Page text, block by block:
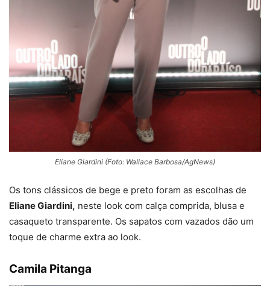
Eliane Giardini (Foto: Wallace Barbosa/AgNews)
Os tons clássicos de bege e preto foram as escolhas de
Eliane Giardini, neste look com calça comprida, blusa e
casaqueto transparente. Os sapatos com vazados dão um
toque de charme extra ao look.
Camila Pitanga